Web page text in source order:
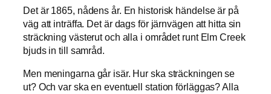
Det är 1865, nådens år. En historisk händelse är på
väg att inträffa. Det är dags för järnvägen att hitta sin
sträckning västerut och alla i området runt Elm Creek
bjuds in till samråd.
Men meningarna går isär. Hur ska sträckningen se
ut? Och var ska en eventuell station förläggas? Alla